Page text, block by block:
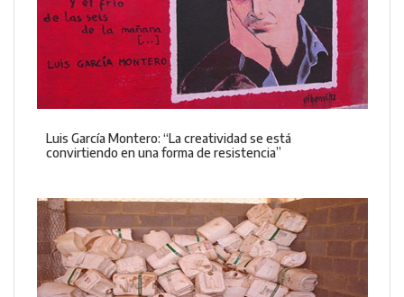
Luis García Montero: “La creatividad se está
convirtiendo en una forma de resistencia”